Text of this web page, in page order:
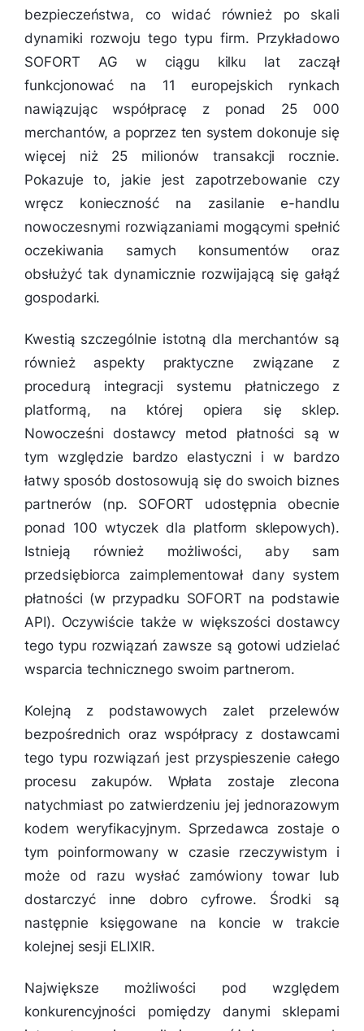
bezpieczeństwa, co widać również po skali
dynamiki rozwoju tego typu firm. Przykładowo
SOFORT AG w ciągu kilku lat zaczął
funkcjonować na 11 europejskich rynkach
nawiązując współpracę z ponad 25 000
merchantów, a poprzez ten system dokonuje się
więcej niż 25 milionów transakcji rocznie.
Pokazuje to, jakie jest zapotrzebowanie czy
wręcz konieczność na zasilanie e-handlu
nowoczesnymi rozwiązaniami mogącymi spełnić
oczekiwania samych konsumentów oraz
obsłużyć tak dynamicznie rozwijającą się gałąź
gospodarki.
Kwestią szczególnie istotną dla merchantów są
również aspekty praktyczne związane z
procedurą integracji systemu płatniczego z
platformą, na której opiera się sklep.
Nowocześni dostawcy metod płatności są w
tym względzie bardzo elastyczni i w bardzo
łatwy sposób dostosowują się do swoich biznes
partnerów (np. SOFORT udostępnia obecnie
ponad 100 wtyczek dla platform sklepowych).
Istnieją również możliwości, aby sam
przedsiębiorca zaimplementował dany system
płatności (w przypadku SOFORT na podstawie
API). Oczywiście także w większości dostawcy
tego typu rozwiązań zawsze są gotowi udzielać
wsparcia technicznego swoim partnerom.
Kolejną z podstawowych zalet przelewów
bezpośrednich oraz współpracy z dostawcami
tego typu rozwiązań jest przyspieszenie całego
procesu zakupów. Wpłata zostaje zlecona
natychmiast po zatwierdzeniu jej jednorazowym
kodem weryfikacyjnym. Sprzedawca zostaje o
tym poinformowany w czasie rzeczywistym i
może od razu wysłać zamówiony towar lub
dostarczyć inne dobro cyfrowe. Środki są
następnie księgowane na koncie w trakcie
kolejnej sesji ELIXIR.
Największe możliwości pod względem
konkurencyjności pomiędzy danymi sklepami